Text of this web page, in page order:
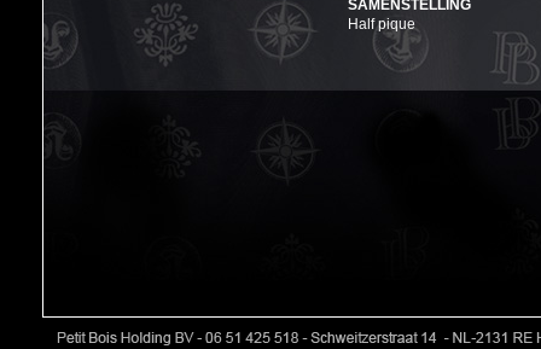
SAMENSTELLING
Half pique